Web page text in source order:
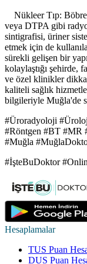
Nükleer Tıp:
veya DTPA gibi
sintigrafisi, üriner
etmek için de
sürekli gelişen bir
kolaylaştığı şehirde,
ve özel klinikler
kaliteli sağlık
bilgileriyle Muğla'de
#Üroradyoloji
#Röntgen #BT #MR
#Muğla
#İşteBuDoktor
Hesaplamalar
TUS Puan
DUS Puan